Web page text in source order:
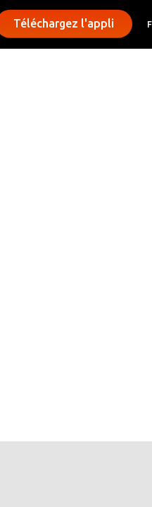
Téléchargez l'appli